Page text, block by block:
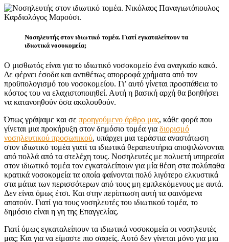
Νοσηλευτής στον ιδιωτικό τομέα. Γιατί εγκαταλείπουν τα
ιδιωτικά νοσοκομεία;
Ο μισθωτός είναι για το ιδιωτικό νοσοκομείο ένα αναγκαίο κακό.
Δε φέρνει έσοδα και αντιθέτως απορροφά χρήματα από τον
προϋπολογισμό του νοσοκομείου. Γι’ αυτό γίνεται προσπάθεια το
κόστος του να ελαχιστοποιηθεί. Αυτή η βασική αρχή θα βοηθήσει
να κατανοηθούν όσα ακολουθούν.
Όπως γράψαμε και σε προηγούμενο άρθρο μας, κάθε φορά που
γίνεται μια προκήρυξη στον δημόσιο τομέα για διορισμό
νοσηλευτικού προσωπικού, υπάρχει μια τεράστια αναστάτωση
στον ιδιωτικό τομέα γιατί τα ιδιωτικά θεραπευτήρια αποψιλώνονται
από πολλά από τα στελέχη τους. Νοσηλευτές με πολυετή υπηρεσία
στον ιδιωτικό τομέα τον εγκαταλείπουν για μία θέση στα πολύπαθα
κρατικά νοσοκομεία τα οποία φαίνονται πολύ λιγότερο ελκυστικά
στα μάτια των περισσότερων από τους μη εμπλεκόμενους με αυτά.
Δεν είναι όμως έτσι. Και στην περίπτωση αυτή τα φαινόμενα
απατούν. Γιατί για τους νοσηλευτές του ιδιωτικού τομέα, το
δημόσιο είναι η γη της Επαγγελίας.
Γιατί όμως εγκαταλείπουν τα ιδιωτικά νοσοκομεία οι νοσηλευτές
μας; Και για να είμαστε πιο σαφείς. Αυτό δεν γίνεται μόνο για μια